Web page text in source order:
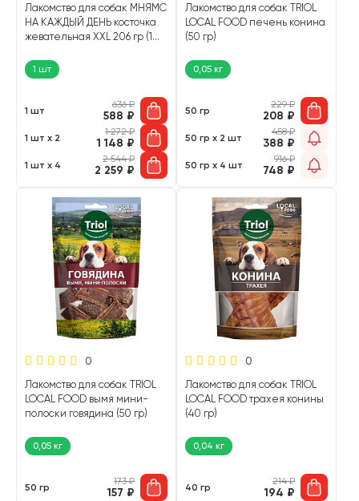
Лакомство для собак МНЯМС
НА КАЖДЫЙ ДЕНЬ косточка
жевательная XXL 206 гр (1
1 шт
1 шт
636₽
588 ₽
1 шт х 2
1 272₽
1 148 ₽
1 шт х 4
2 544₽
2 259 ₽
Лакомство для собак TRIOL
LOCAL FOOD печень конина
(50 гр)
0,05 кг
50 гр
229₽
208 ₽
50 гр х 2 шт
458₽
388 ₽
50 гр х 4 шт
916₽
748 ₽
0
Лакомство для собак TRIOL
LOCAL FOOD вымя мини-
полоски говядина (50 гр)
0,05 кг
50 гр
173₽
157 ₽
0
Лакомство для собак TRIOL
LOCAL FOOD трахея конины
(40 гр)
0,04 кг
40 гр
214₽
194 ₽